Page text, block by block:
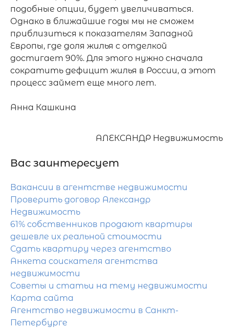
АЛЕКСАНДР Недвижимость
Вас заинтересует
Вакансии в агентстве недвижимости
Проверить договор Александр
Недвижимость
61% собственников продают квартиры
дешевле их реальной стоимости
Сдать квартиру через агентство
Анкета соискателя агентства
недвижимости
Советы и статьи на тему недвижимости
Карта сайта
Агентство недвижимости в Санкт-
Петербурге